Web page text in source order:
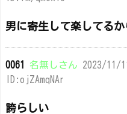
男に寄生して楽してるか
0061 名無しさん 2023/11/
ID:ojZAmqNAr
誇らしい